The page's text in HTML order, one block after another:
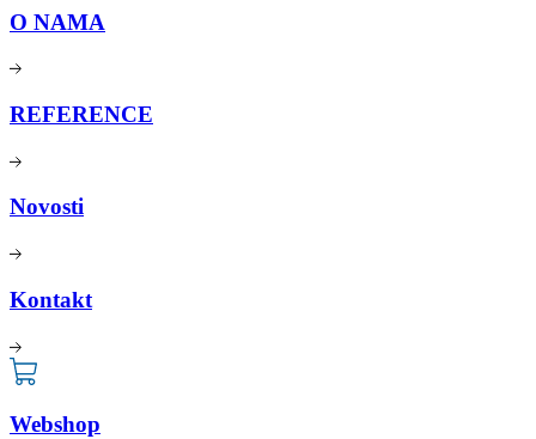
O NAMA
REFERENCE
Novosti
Kontakt
Webshop